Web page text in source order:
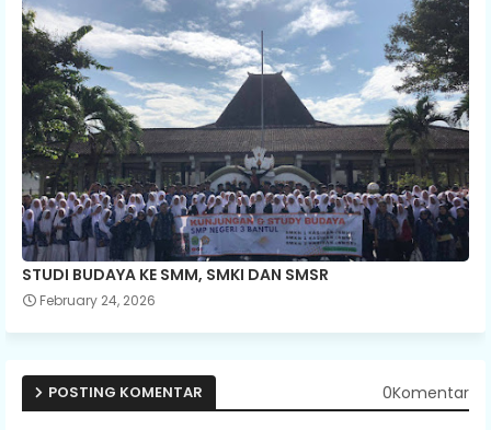
STUDI BUDAYA KE SMM, SMKI DAN SMSR
February 24, 2026
POSTING KOMENTAR 0Komentar